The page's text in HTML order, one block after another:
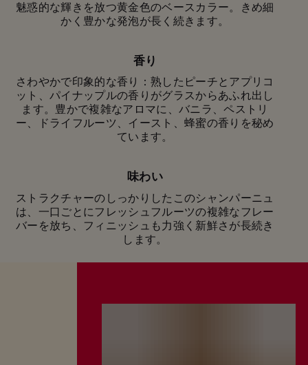
ピノ・ムニエのもつフルーティさが、ピノ・ノワー
ルの力強さやストラクチャーとほどよいバランスを
ク樽で熟成され、一層香り豊かな複雑さを生み出し
ています。
記念日のお祝いや、友人とのちょっとした集まり
に、マム グラン コルドンの抜群にフレッシュな味
わいが、記憶に残る大切な時間をさらに輝かしいも
のにしてくれます。
魅惑的な輝きを放つ黄金色のベースカラー。きめ細
かく豊かな発泡が長く続きます。
香り
さわやかで印象的な香り：熟したピーチとアプリコ
ット、パイナップルの香りがグラスからあふれ出し
ます。豊かで複雑なアロマに、バニラ、ペストリ
ー、ドライフルーツ、イースト、蜂蜜の香りを秘め
ています。
味わい
ストラクチャーのしっかりしたこのシャンパーニュ
は、一口ごとにフレッシュフルーツの複雑なフレー
バーを放ち、フィニッシュも力強く新鮮さが長続き
します。